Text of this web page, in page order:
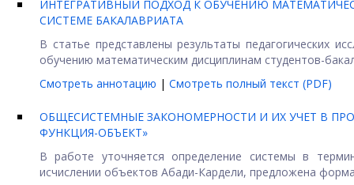
ИНТЕГРАТИВНЫЙ ПОДХОД К ОБУЧЕНИЮ
СИСТЕМЕ БАКАЛАВРИАТА
В статье представлены результаты педагогических
обучению математическим дисциплинам студентов-
Смотреть аннотацию | Смотреть полный текст (PDF)
ОБЩЕСИСТЕМНЫЕ ЗАКОНОМЕРНОСТИ И ИХ УЧЕТ В
ФУНКЦИЯ-ОБЪЕКТ»
В работе уточняется определение системы в
исчислении объектов Абади-Кардели, предложена